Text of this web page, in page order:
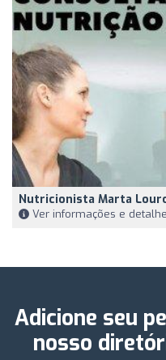
Nutricionista Marta
Ver informações e
Adicione seu
nosso